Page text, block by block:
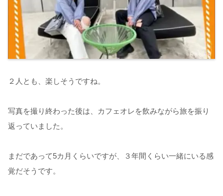
２人とも、楽しそうですね。
写真を撮り終わった後は、カフェオレを飲みながら旅を振り
返っていました。
まだであって5カ月くらいですが、３年間くらい一緒にいる感
覚だそうです。